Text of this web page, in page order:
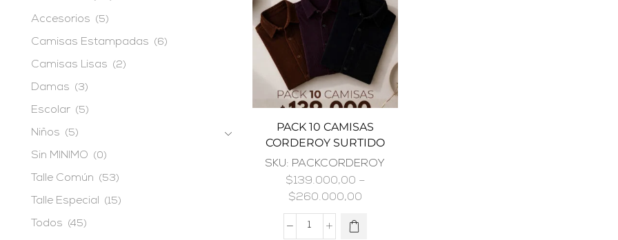
PACK 10 CAMISAS
CORDEROY SURTIDO
SKU: PACKCORDEROY
$139.000,00 –
$260.000,00
Accesorios (5)
Camisas Estampadas (6)
Camisas Lisas (2)
Damas (3)
Escolar (5)
Niños (5)
Sin MINIMO (0)
Talle Común (53)
Talle Especial (15)
Todos (45)